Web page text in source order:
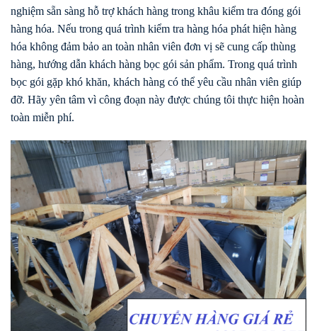
nghiệm sẵn sàng hỗ trợ khách hàng trong khâu kiểm tra đóng gói
hàng hóa. Nếu trong quá trình kiểm tra hàng hóa phát hiện hàng
hóa không đảm bảo an toàn nhân viên đơn vị sẽ cung cấp thùng
hàng, hướng dẫn khách hàng bọc gói sản phẩm. Trong quá trình
bọc gói gặp khó khăn, khách hàng có thể yêu cầu nhân viên giúp
đỡ. Hãy yên tâm vì công đoạn này được chúng tôi thực hiện hoàn
toàn miễn phí.